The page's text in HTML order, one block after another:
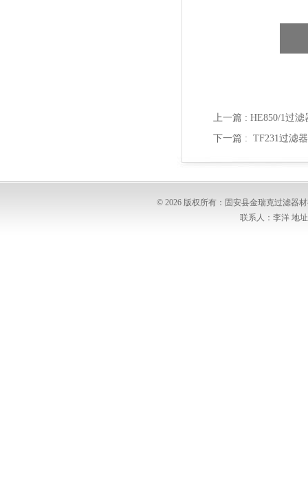
上一篇 : HE850/1过滤
下一篇 : TF231过滤
© 2026 版权所有：固安县金瑞克过滤器
联系人：李洋 地